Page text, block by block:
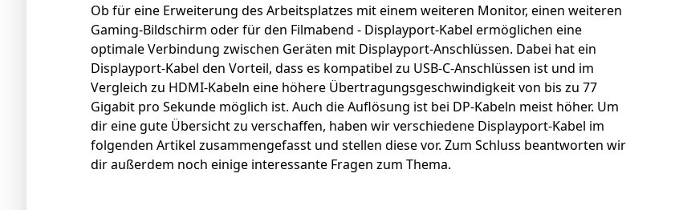
Ob für eine Erweiterung des Arbeitsplatzes mit einem weiteren Monitor, einen weiteren
Gaming-Bildschirm oder für den Filmabend - Displayport-Kabel ermöglichen eine
optimale Verbindung zwischen Geräten mit Displayport-Anschlüssen. Dabei hat ein
Displayport-Kabel den Vorteil, dass es kompatibel zu USB-C-Anschlüssen ist und im
Vergleich zu HDMI-Kabeln eine höhere Übertragungsgeschwindigkeit von bis zu 77
Gigabit pro Sekunde möglich ist. Auch die Auflösung ist bei DP-Kabeln meist höher. Um
dir eine gute Übersicht zu verschaffen, haben wir verschiedene Displayport-Kabel im
folgenden Artikel zusammengefasst und stellen diese vor. Zum Schluss beantworten wir
dir außerdem noch einige interessante Fragen zum Thema.